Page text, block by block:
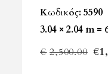
Κωδικός: 5590
3.04 × 2.04 m =
€ 2,500.00 €